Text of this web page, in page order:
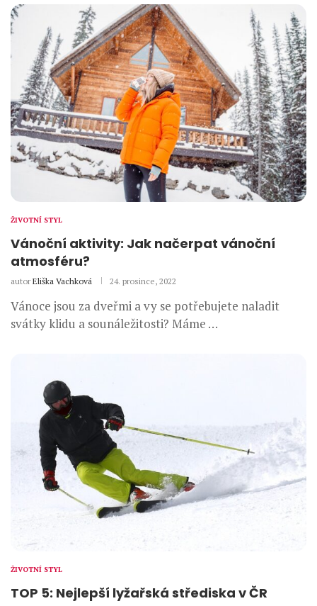
ŽIVOTNÍ STYL
Vánoční aktivity: Jak načerpat vánoční
atmosféru?
autor Eliška Vachková 24. prosince, 2022
Vánoce jsou za dveřmi a vy se potřebujete naladit
svátky klidu a sounáležitosti? Máme …
ŽIVOTNÍ STYL
TOP 5: Nejlepší lyžařská střediska v ČR